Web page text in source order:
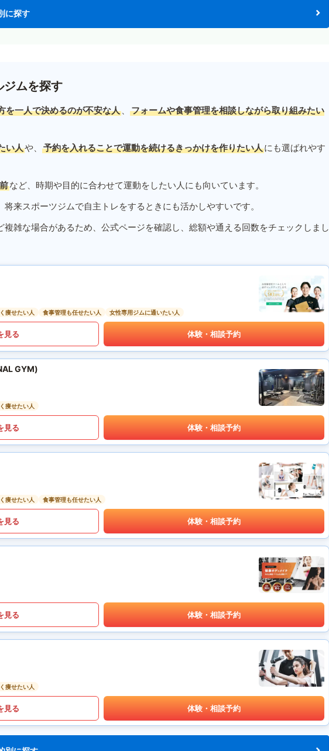
に探す
ジムを探す
を一人で決めるのが不安な人 、
フォームや食事管理を相談しながら取り組みたい
い人や、 予約を入れることで運動を続けるきっかけを作りたい人にも選ばれやす
など、時期や目的に合わせて運動をしたい人にも向いています。
来スポーツジムで自主トレをするときにも活かしやすいです。
雑な場合があるため、公式ページを確認し、総額や通える回数をチェックしまし
痩せたい人 食事管理も任せたい人 女性専用ジムに通いたい人
見る 体験・相談予約
GYM)
痩せたい人
見る 体験・相談予約
痩せたい人 食事管理も任せたい人
見る 体験・相談予約
見る 体験・相談予約
痩せたい人
見る 体験・相談予約